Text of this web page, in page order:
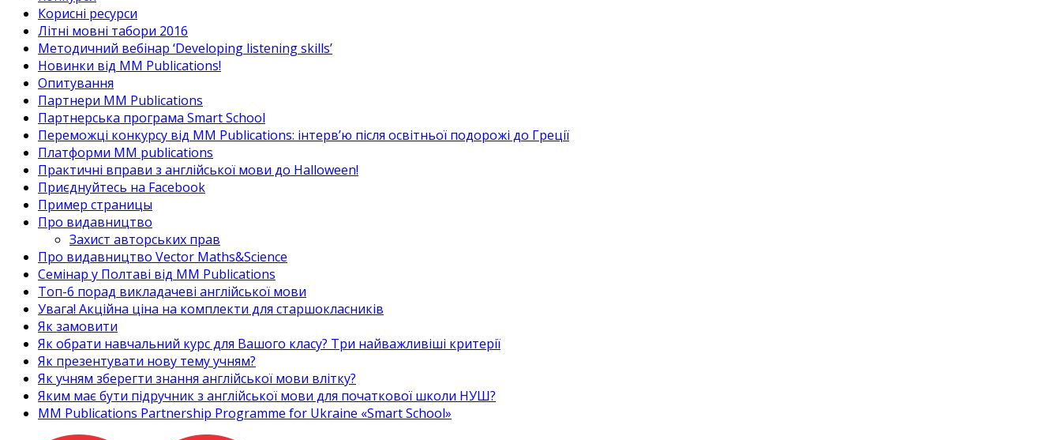
Корисні ресурси
Літні мовні табори 2016
Методичний вебінар ‘Developing listening skills’
Новинки від MM Publications!
Опитування
Партнери MM Publications
Партнерська програма Smart School
Переможці конкурсу від MM Publications: інтерв’ю після освітньої подорожі до Греції
Платформи MM publications
Практичні вправи з англійської мови до Halloween!
Приєднуйтесь на Facebook
Пример страницы
Про видавництво
Захист авторських прав
Про видавництво Vector Maths&Science
Семінар у Полтаві від MM Publications
Топ-6 порад викладачеві англійської мови
Увага! Акційна ціна на комплекти для старшокласників
Як замовити
Як обрати навчальний курс для Вашого класу? Три найважливіші критерії
Як презентувати нову тему учням?
Як учням зберегти знання англійської мови влітку?
Яким має бути підручник з англійської мови для початкової школи НУШ?
MM Publications Partnership Programme for Ukraine «Smart School»